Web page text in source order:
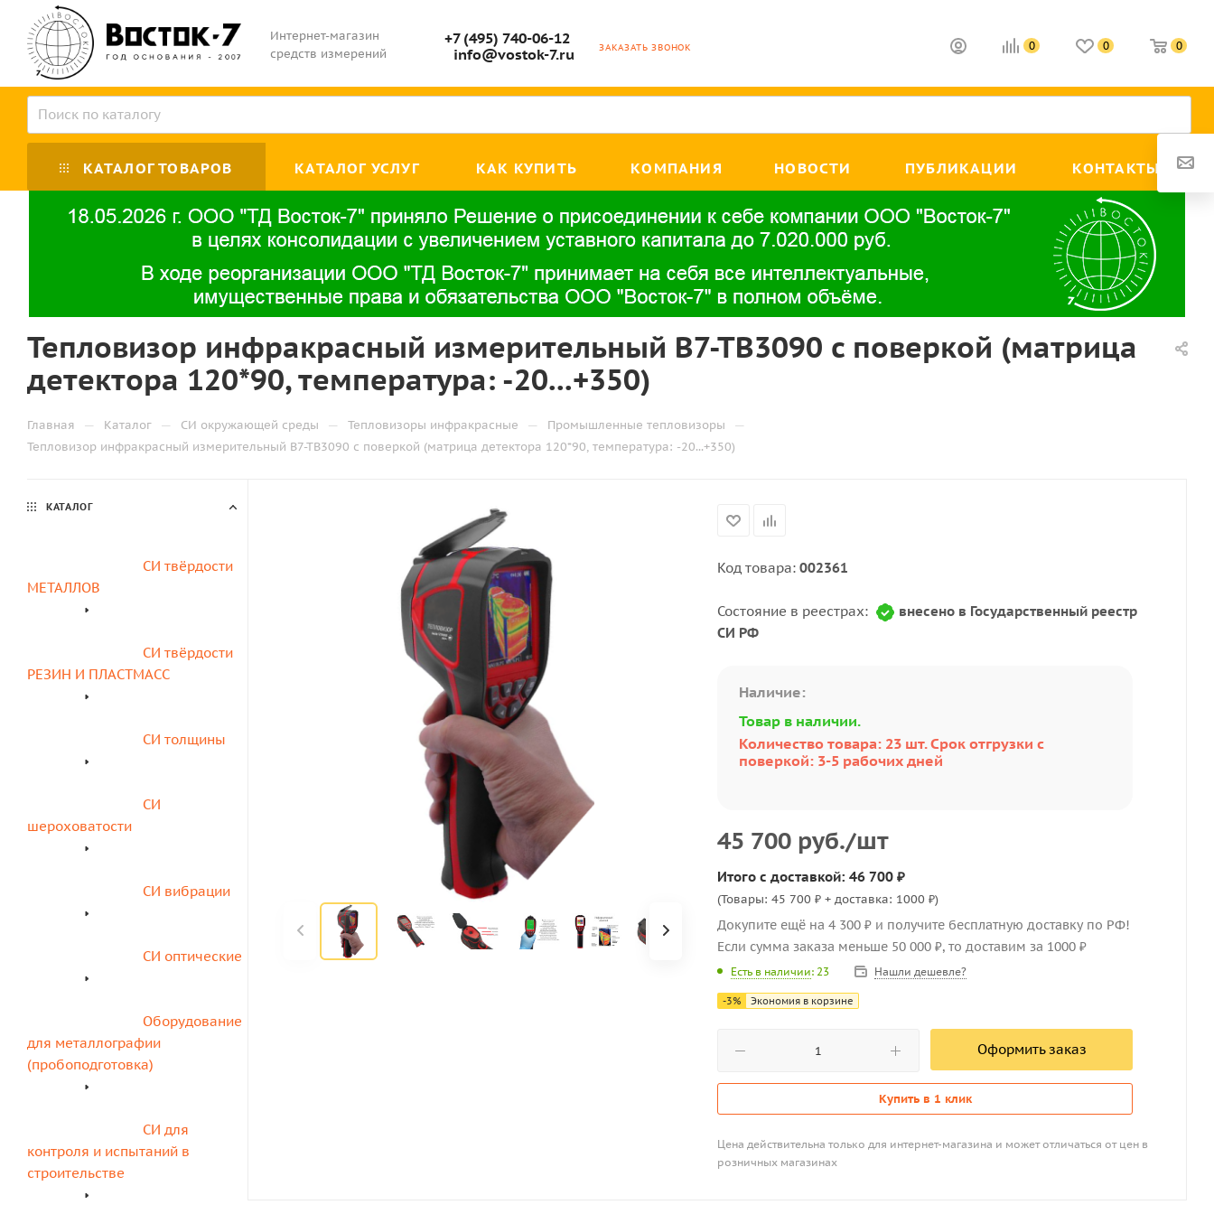
Интернет-магазин
средств измерений
+7 (495) 740-06-12
info@vostok-7.ru
ЗАКАЗАТЬ ЗВОНОК 0 0 0
КАТАЛОГ ТОВАРОВ КАТАЛОГ УСЛУГ КАК КУПИТЬ КОМПАНИЯ НОВОСТИ ПУБЛИКАЦИИ КОНТАКТЫ
Тепловизор инфракрасный измерительный В7-ТВ3090 с поверкой (матрица
детектора 120*90, температура: -20...+350)
Главная — Каталог — СИ окружающей среды — Тепловизоры инфракрасные — Промышленные тепловизоры —
Тепловизор инфракрасный измерительный В7-ТВ3090 с поверкой (матрица детектора 120*90, температура: -20...+350)
Код товара: 002361
Состояние в реестрах:
внесено в Государственный реестр
СИ РФ
Наличие:
Товар в наличии.
Количество товара: 23 шт. Срок отгрузки с
поверкой: 3-5 рабочих дней
45 700 руб./шт
Итого с доставкой: 46 700 ₽
(Товары: 45 700 ₽ + доставка: 1000 ₽)
Докупите ещё на 4 300 ₽ и получите бесплатную доставку по РФ!
Если сумма заказа меньше 50 000 ₽, то доставим за 1000 ₽
Есть в наличии: 23 Нашли дешевле?
-3% Экономия в корзине
Оформить заказ
Купить в 1 клик
Цена действительна только для интернет-магазина и может отличаться от цен в
розничных магазинах
КАТАЛОГ
СИ твёрдости
МЕТАЛЛОВ
СИ твёрдости
РЕЗИН И ПЛАСТМАСС
СИ толщины
СИ
шероховатости
СИ вибрации
СИ оптические
Оборудование
для металлографии
(пробоподготовка)
СИ для
контроля и испытаний в
строительстве